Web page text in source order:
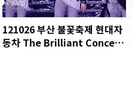
121026 부산 불꽃축제 현대자
동차 The Brilliant Concert